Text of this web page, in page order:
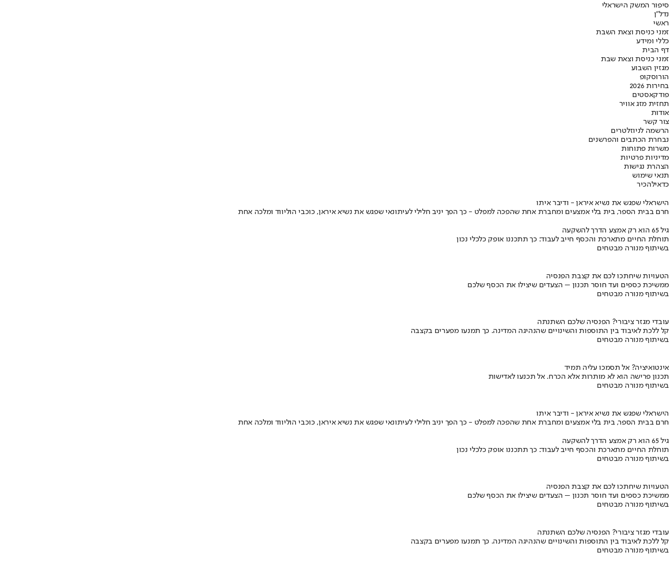
סיפור המשק הישראלי
נדל"ן
ראשי
זמני כניסת וצאת השבת
כללי ומידע
דף הבית
זמני כניסת וצאת שבת
מגזין השבוע
הורוסקופ
בחירות 2026
פודקאסטים
תחזית מזג אוויר
אודות
צור קשר
הרשמה לניוזלטרים
נבחרת הכתבים והפרשנים
משרות פתוחות
מדיניות פרטיות
הצהרת נגישות
תנאי שימוש
כדאילהכיר
הישראלי שפגש את נשיא איראן - ודיבר איתו
חרם בבית הספר, בית בלי אמצעים ומחברת אחת שהפכה למפלט - כך הפך יניב חלילי לעיתונאי שפגש את נשיא איראן, כוכבי הוליווד ומלכה אחת
גיל 65 הוא רק אמצע הדרך להשקעה
תוחלת החיים מתארכת והכסף חייב לעבוד: כך תתכננו אופק כלכלי נכון
בשיתוף מנורה מבטחים
הטעויות שיחתכו לכם את קצבת הפנסיה
ממשיכת כספים ועד חוסר תכנון – הצעדים שיצילו את הכסף שלכם
בשיתוף מנורה מבטחים
עובדי מגזר ציבורי? הפנסיה שלכם השתנתה
קל ללכת לאיבוד בין התוספות והשינויים שהנהיגה המדינה. כך תמנעו מפערים בקצבה
בשיתוף מנורה מבטחים
אינטואיציה? אל תסמכו עליה תמיד
תכנון פרישה הוא לא מותרות אלא הכרח. אל תכנעו לאדישות
בשיתוף מנורה מבטחים
הישראלי שפגש את נשיא איראן - ודיבר איתו
חרם בבית הספר, בית בלי אמצעים ומחברת אחת שהפכה למפלט - כך הפך יניב חלילי לעיתונאי שפגש את נשיא איראן, כוכבי הוליווד ומלכה אחת
גיל 65 הוא רק אמצע הדרך להשקעה
תוחלת החיים מתארכת והכסף חייב לעבוד: כך תתכננו אופק כלכלי נכון
בשיתוף מנורה מבטחים
הטעויות שיחתכו לכם את קצבת הפנסיה
ממשיכת כספים ועד חוסר תכנון – הצעדים שיצילו את הכסף שלכם
בשיתוף מנורה מבטחים
עובדי מגזר ציבורי? הפנסיה שלכם השתנתה
קל ללכת לאיבוד בין התוספות והשינויים שהנהיגה המדינה. כך תמנעו מפערים בקצבה
בשיתוף מנורה מבטחים